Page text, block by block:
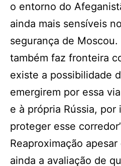
o entorno do
ainda mais sensíveis
segurança de Moscou.
também faz fronteira
existe a possibilidade
emergirem por essa
e à própria Rússia, por
proteger esse
Reaproximação
ainda a avaliação de